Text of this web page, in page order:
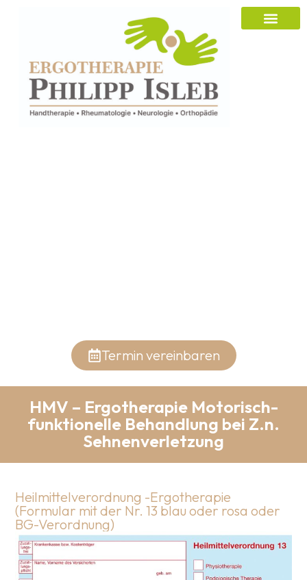
Termin vereinbaren
HMV – Ergotherapie Motorisch-
funktionelle Behandlung bei Z.n.
Sehnenverletzung
Heilmittelverordnung -Ergotherapie
(Formular mit der Nr. 13 blau oder rosa oder
BG-Verordnung)